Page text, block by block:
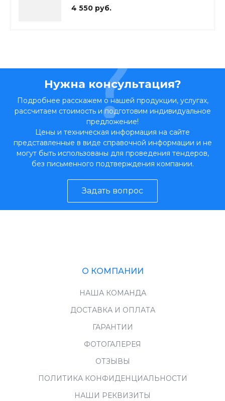
4 550 руб.
Нужна консультация?
Подробнее расскажем о нашей продукции, услугах,
рассчитаем стоимость и подготовим индивидуальное
предложение!
Цены и техническая информация на сайте
представленные в виде справочной информации и не
могут быть использованы для проведения тендеров,
без письменного подтверждения компании.
Задать вопрос
О КОМПАНИИ
НАША КОМАНДА
ДОСТАВКА И ОПЛАТА
ГАРАНТИИ
ФОТОГАЛЕРЕЯ
ОТЗЫВЫ
ПОЛИТИКА КОНФИДЕНЦИАЛЬНОСТИ
НАШИ РЕКВИЗИТЫ